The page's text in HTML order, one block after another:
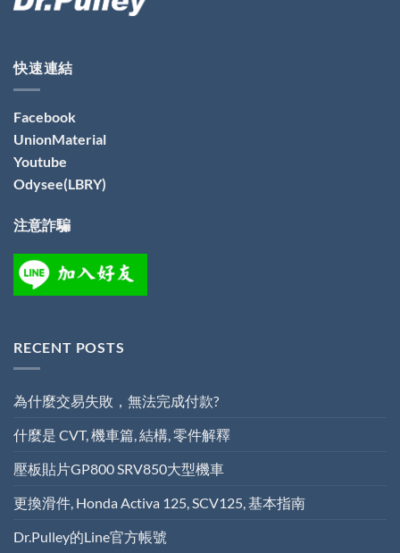
快速連結
Facebook
UnionMaterial
Youtube
Odysee(LBRY)
注意詐騙
RECENT POSTS
為什麼交易失敗，無法完成付款?
什麼是 CVT, 機車篇, 結構, 零件解釋
壓板貼片GP800 SRV850大型機車
更換滑件, Honda Activa 125, SCV125, 基本指南
Dr.Pulley的Line官方帳號